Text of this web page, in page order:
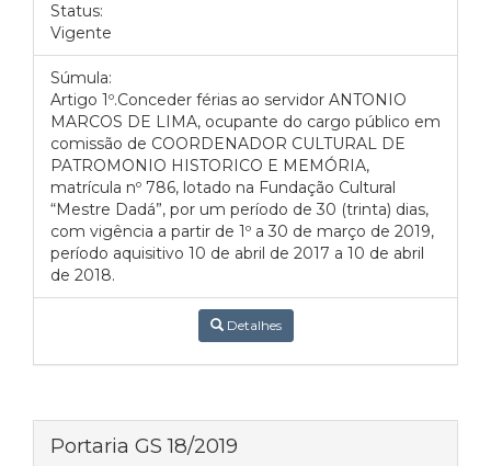
Status:
Vigente
Súmula:
Artigo 1º.Conceder férias ao servidor ANTONIO
MARCOS DE LIMA, ocupante do cargo público em
comissão de COORDENADOR CULTURAL DE
PATROMONIO HISTORICO E MEMÓRIA,
matrícula nº 786, lotado na Fundação Cultural
“Mestre Dadá”, por um período de 30 (trinta) dias,
com vigência a partir de 1º a 30 de março de 2019,
período aquisitivo 10 de abril de 2017 a 10 de abril
de 2018.
Detalhes
Portaria GS 18/2019